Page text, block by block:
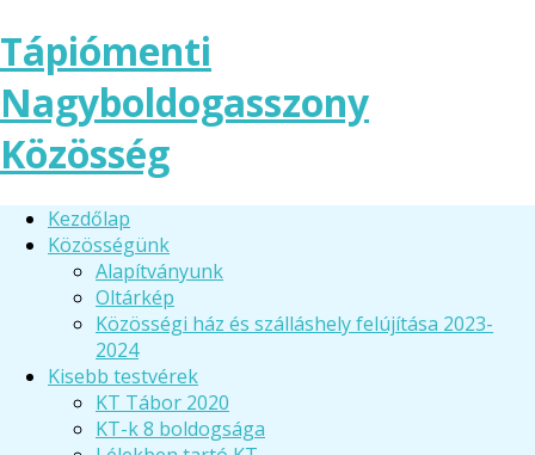
Tápiómenti
Nagyboldogasszony
Közösség
Kezdőlap
Közösségünk
Alapítványunk
Oltárkép
Közösségi ház és szálláshely felújítása 2023-
2024
Kisebb testvérek
KT Tábor 2020
KT-k 8 boldogsága